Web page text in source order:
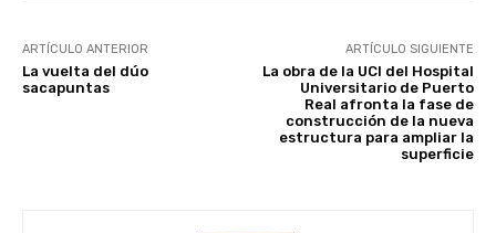
ARTÍCULO ANTERIOR
La vuelta del dúo
sacapuntas
ARTÍCULO SIGUIENTE
La obra de la UCI del Hospital
Universitario de Puerto
Real afronta la fase de
construcción de la nueva
estructura para ampliar la
superficie